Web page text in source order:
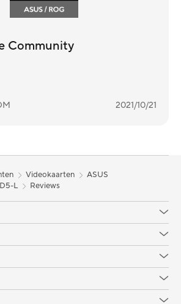
Community
2021/10/21
Videokaarten
ASUS
L
Reviews